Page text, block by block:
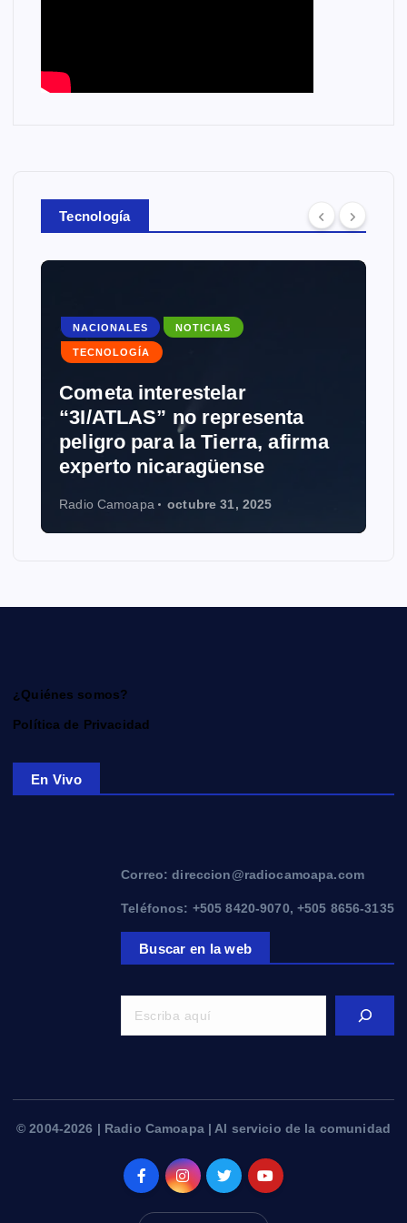
Tecnología
NACIONALES NOTICIAS
TECNOLOGÍA
Cometa interestelar
“3I/ATLAS” no representa
peligro para la Tierra, afirma
experto nicaragüense
Radio Camoapa octubre 31, 2025
¿Quiénes somos?
Política de Privacidad
En Vivo
Correo: direccion@radiocamoapa.com
Teléfonos: +505 8420-9070, +505 8656-3135
Buscar en la web
© 2004-2026 | Radio Camoapa | Al servicio de la comunidad